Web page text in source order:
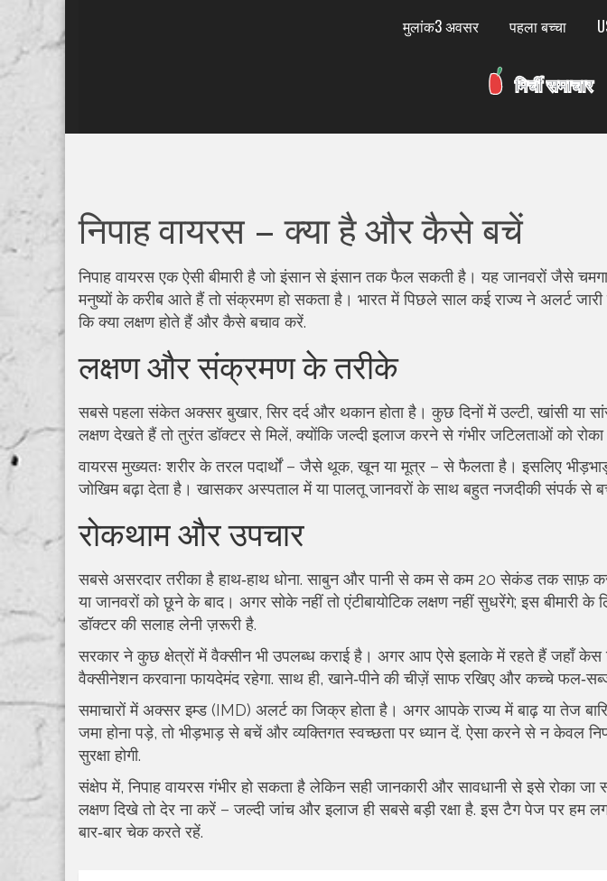
मुलांक3 अवसर पहला बच्चा
निपाह वायरस – क्या है और कैसे बचें
निपाह वायरस एक ऐसी बीमारी है जो इंसान से इंसान तक फैल सकती है। यह जानवरों जैसे
मनुष्यों के करीब आते हैं तो संक्रमण हो सकता है। भारत में पिछले साल कई राज्य ने अलर्ट
कि क्या लक्षण होते हैं और कैसे बचाव करें.
लक्षण और संक्रमण के तरीके
सबसे पहला संकेत अक्सर बुखार, सिर दर्द और थकान होता है। कुछ दिनों में उल्टी, खांसी
लक्षण देखते हैं तो तुरंत डॉक्टर से मिलें, क्योंकि जल्दी इलाज करने से गंभीर जटिलताओं को
वायरस मुख्यतः शरीर के तरल पदार्थों – जैसे थूक, खून या मूत्र – से फैलता है। इसलिए
जोखिम बढ़ा देता है। खासकर अस्पताल में या पालतू जानवरों के साथ बहुत नजदीकी संपर्क से
रोकथाम और उपचार
सबसे असरदार तरीका है हाथ‑हाथ धोना. साबुन और पानी से कम से कम 20 सेकंड तक साफ़
या जानवरों को छूने के बाद। अगर सोके नहीं तो एंटीबायोटिक लक्षण नहीं सुधरेंगे; इस बीमारी के
डॉक्टर की सलाह लेनी ज़रूरी है.
सरकार ने कुछ क्षेत्रों में वैक्सीन भी उपलब्ध कराई है। अगर आप ऐसे इलाके में रहते हैं जहाँ केस
वैक्सीनेशन करवाना फायदेमंद रहेगा. साथ ही, खाने‑पीने की चीज़ें साफ रखिए और कच्चे
समाचारों में अक्सर इम्ड (IMD) अलर्ट का जिक्र होता है। अगर आपके राज्य में बाढ़ या तेज
जमा होना पड़े, तो भीड़भाड़ से बचें और व्यक्तिगत स्वच्छता पर ध्यान दें. ऐसा करने से न केवल
सुरक्षा होगी.
संक्षेप में, निपाह वायरस गंभीर हो सकता है लेकिन सही जानकारी और सावधानी से इसे रोका
लक्षण दिखे तो देर ना करें – जल्दी जांच और इलाज ही सबसे बड़ी रक्षा है. इस टैग पेज पर हम
बार‑बार चेक करते रहें.